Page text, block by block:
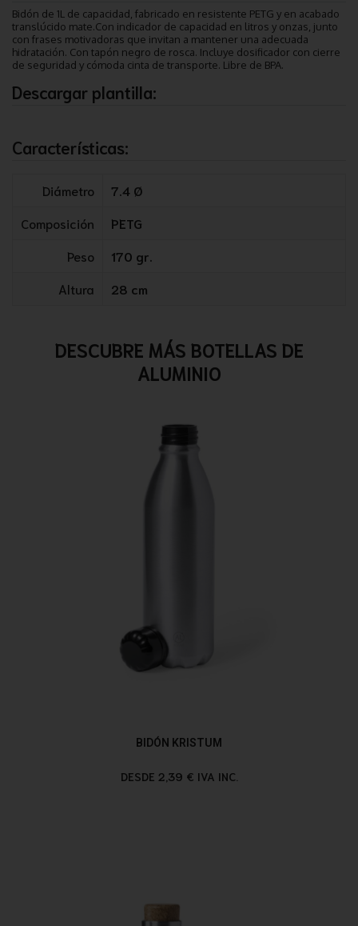
Bidón de 1L de capacidad, fabricado en resistente PETG y en acabado
translúcido mate.Con indicador de capacidad en litros y onzas, junto
con frases motivadoras que invitan a mantener una adecuada
hidratación. Con tapón negro de rosca. Incluye dosificador con cierre
de seguridad y cómoda cinta de transporte. Libre de BPA.
Descargar plantilla:
Características:
Diámetro
7.4 Ø
Composición
PETG
Peso
170 gr.
Altura
28 cm
DESCUBRE MÁS BOTELLAS DE
ALUMINIO
BIDÓN KRISTUM
DESDE 2,39 € IVA INC.